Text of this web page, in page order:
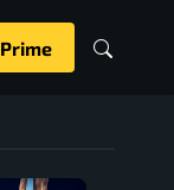
Prime